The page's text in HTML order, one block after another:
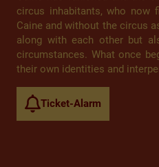
circus inhabitants, who now
Caine and without the circus
along with each other but
circumstances. What once
their own identities and
Ticket-Alarm